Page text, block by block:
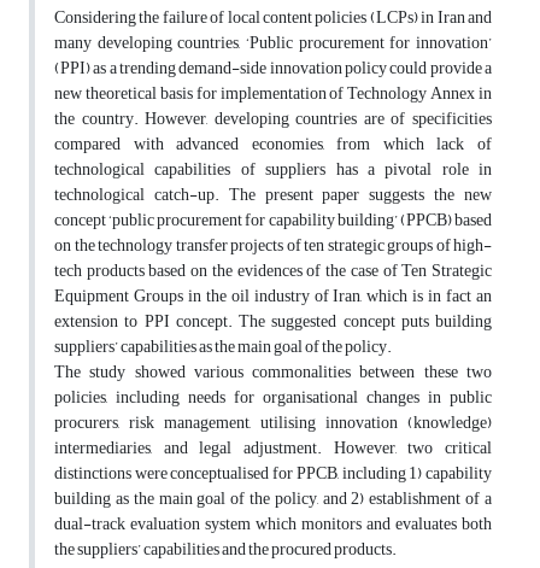
Considering the failure of local content policies (LCPs) in Iran and
many developing countries, ‘Public procurement for innovation’
(PPI) as a trending demand-side innovation policy could provide a
new theoretical basis for implementation of Technology Annex in
the country. However, developing countries are of specificities
compared with advanced economies, from which lack of
technological capabilities of suppliers has a pivotal role in
technological catch-up. The present paper suggests the new
concept ‘public procurement for capability building’ (PPCB) based
on the technology transfer projects of ten strategic groups of high-
tech products based on the evidences of the case of Ten Strategic
Equipment Groups in the oil industry of Iran, which is in fact an
extension to PPI concept. The suggested concept puts building
suppliers’ capabilities as the main goal of the policy.
The study showed various commonalities between these two
policies, including needs for organisational changes in public
procurers, risk management, utilising innovation (knowledge)
intermediaries, and legal adjustment. However, two critical
distinctions were conceptualised for PPCB, including 1) capability
building as the main goal of the policy, and 2) establishment of a
dual-track evaluation system which monitors and evaluates both
the suppliers’ capabilities and the procured products.